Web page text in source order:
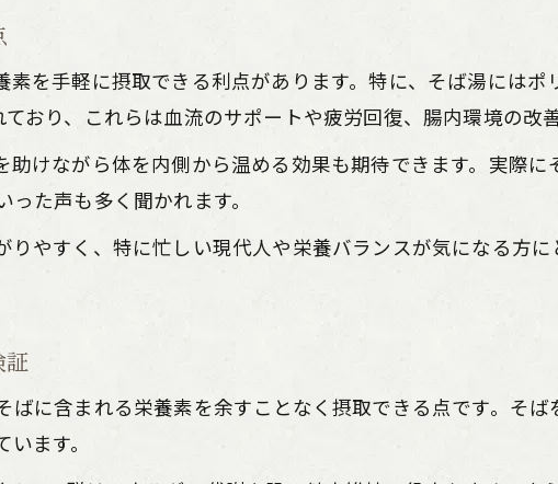
を手軽に摂取できる利点があります。特に、そば湯には
おり、これらは血流のサポートや疲労回復、腸内環境の改
けながら体を内側から温める効果も期待できます。実際
た声も多く聞かれます。
やすく、特に忙しい現代人や栄養バランスが気になる方
に含まれる栄養素を余すことなく摂取できる点です。そ
ます。